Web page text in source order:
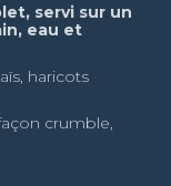
servi sur un
eau et
haricots
crumble,